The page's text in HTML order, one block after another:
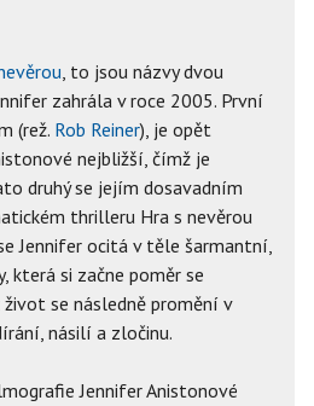
, to jsou názvy dvou
zahrála v roce 2005. První
(rež. Rob Reiner), je opět
nejbližší, čímž je
druhý se jejím dosavadním
thrilleru Hra s nevěrou
Jennifer ocitá v těle šarmantní,
která si začne poměr se
se následně promění v
násilí a zločinu.
Jennifer Anistonové